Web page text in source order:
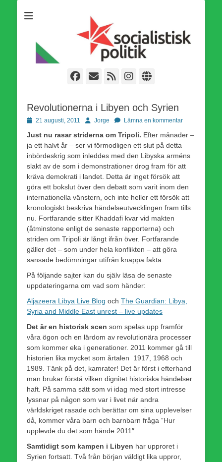
världsomfattande socialistiska Fjärde Internationalen och en viktig
tillgång i kampen för en socialistisk framtid!
Facebook
E-
Webbflöde
Instagram
Webbplats
Revolutionerna i Libyen och Syrien
Publicerad
21 augusti, 2011 Författare
Jorge Lämna en kommentar
Just nu rasar striderna om Tripoli. Efter månader –
ja ett halvt år – ser vi förmodligen ett slut på detta
inbördeskrig som inleddes med den Libyska arméns
slakt av de som i demonstrationer drog fram för att
kräva demokrati i landet. Detta är inget försök att
göra ett bokslut över den debatt som varit inom den
internationella vänstern, och inte heller ett försök att
kronologiskt beskriva händelseutvecklingen fram tills
nu. Fortfarande sitter Khaddafi kvar vid makten
(åtminstone enligt de senaste rapporterna) och
striden om Tripoli är långt ifrån över. Fortfarande
gäller det – som under hela konflikten – att göra
sansade bedömningar utifrån knappa fakta.
På följande sajter kan du själv läsa de senaste
uppdateringarna om vad som händer:
Aljazeera Libya Live Blog och The Guardian: Libya,
Syria and Middle East unrest – live updates
Det är en historisk scen som spelas upp framför
våra ögon och en lärdom av revolutionära processer
som kommer eka i generationer. 2011 kommer gå till
historien lika mycket som årtalen 1917, 1968 och
1989. Tänk på det, kamrater! Det är först i efterhand
man brukar förstå vilken dignitet historiska händelser
haft. På samma sätt som vi idag med stort intresse
lyssnar på någon som var i livet när andra
världskriget rasade och berättar om sina upplevelser
då, kommer våra barn och barnbarn fråga ”Hur
upplevde du det som hände 2011″.
Samtidigt som kampen i Libyen har upproret i
Syrien fortsatt. Två från början väldigt lika uppror,